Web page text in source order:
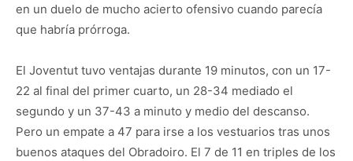
en un duelo de mucho acierto ofensivo cuando parecía
que habría prórroga.
El Joventut tuvo ventajas durante 19 minutos, con un 17-
22 al final del primer cuarto, un 28-34 mediado el
segundo y un 37-43 a minuto y medio del descanso.
Pero un empate a 47 para irse a los vestuarios tras unos
buenos ataques del Obradoiro. El 7 de 11 en triples de los